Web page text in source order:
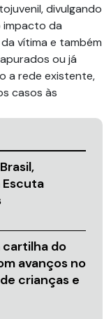
divulgando
impacto da
vítima e também
ou já
a rede existente,
casos às
Escuta
cartilha do
avanços no
crianças e